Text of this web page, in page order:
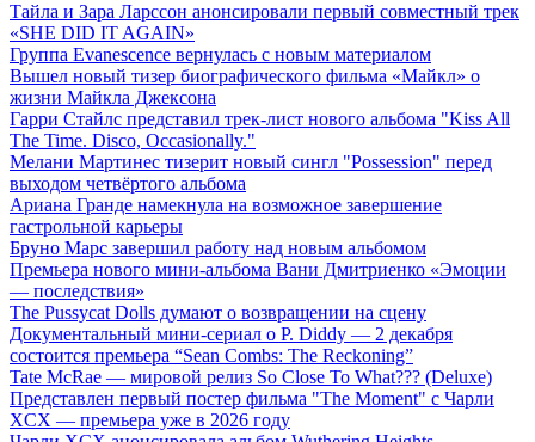
Тайла и Зара Ларссон анонсировали первый совместный трек
«SHE DID IT AGAIN»
Группа Evanescence вернулась с новым материалом
Вышел новый тизер биографического фильма «Майкл» о
жизни Майкла Джексона
Гарри Стайлс представил трек-лист нового альбома "Kiss All
The Time. Disco, Occasionally."
Мелани Мартинес тизерит новый сингл "Possession" перед
выходом четвёртого альбома
Ариана Гранде намекнула на возможное завершение
гастрольной карьеры
Бруно Марс завершил работу над новым альбомом
Премьера нового мини-альбома Вани Дмитриенко «Эмоции
— последствия»
The Pussycat Dolls думают о возвращении на сцену
Документальный мини-сериал о P. Diddy — 2 декабря
состоится премьера “Sean Combs: The Reckoning”
Tate McRae — мировой релиз So Close To What??? (Deluxe)
Представлен первый постер фильма "The Moment" с Чарли
XCX — премьера уже в 2026 году